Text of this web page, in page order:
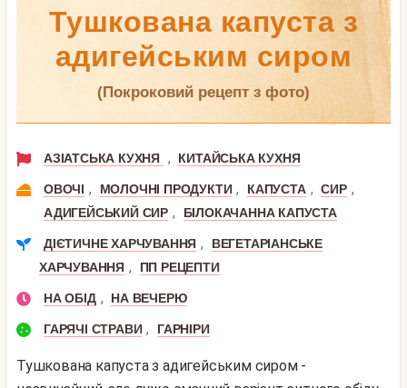
Тушкована капуста з
адигейським сиром
(покроковий рецепт з фото)
АЗІАТСЬКА КУХНЯ , КИТАЙСЬКА КУХНЯ
ОВОЧІ , МОЛОЧНІ ПРОДУКТИ , КАПУСТА , СИР ,
АДИГЕЙСЬКИЙ СИР , БІЛОКАЧАННА КАПУСТА
ДІЄТИЧНЕ ХАРЧУВАННЯ ,
ВЕГЕТАРІАНСЬКЕ
ХАРЧУВАННЯ , ПП РЕЦЕПТИ
НА ОБІД , НА ВЕЧЕРЮ
ГАРЯЧІ СТРАВИ , ГАРНІРИ
Тушкована капуста з адигейським сиром -